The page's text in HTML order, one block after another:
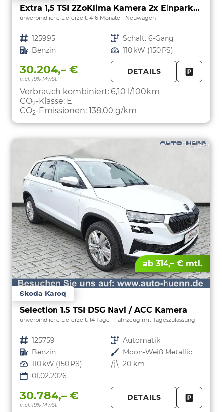
Extra 1,5 TSI 2ZoKlima Kamera 2x Einparkhilfe Alu Felgen 5J Garantie Sitzheizung LED Scheinwerfer ACC
unverbindliche Lieferzeit: 4-6 Monate Neuwagen
Fahrzeugnr. 125995 Getriebe Schalt. 6-Gang
Kraftstoff Benzin Leistung 110 kW (150 PS)
30.204,– €
incl. 19% MwSt.
DETAILS
Verbrauch kombiniert: 6,10 l/100km
CO2-Klasse: E
CO2-Emissionen: 138,00 g/km
ab 314,– € mtl.
Skoda Karoq
Selection 1.5 TSI DSG Navi / ACC Kamera
unverbindliche Lieferzeit: 14 Tage Fahrzeug mit Tageszulassung
Fahrzeugnr. 125759 Getriebe Automatik
Kraftstoff Benzin Außenfarbe Moon-Weiß Metallic
Leistung 110 kW (150 PS) Kilometerstand 20 km
01.02.2026
30.784,– €
incl. 19% MwSt.
DETAILS